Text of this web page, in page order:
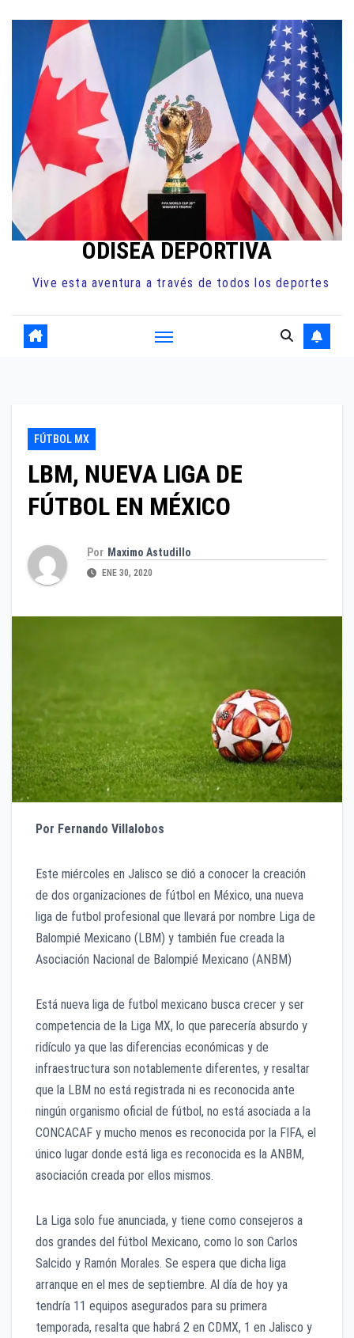
contenido
ODISEA DEPORTIVA
Vive esta aventura a través de todos los deportes
FÚTBOL MX
LBM, NUEVA LIGA DE
FÚTBOL EN MÉXICO
Por Maximo Astudillo
ENE 30, 2020
Por Fernando Villalobos
Este miércoles en Jalisco se dió a conocer la creación
de dos organizaciones de fútbol en México, una nueva
liga de futbol profesional que llevará por nombre Liga de
Balompié Mexicano (LBM) y también fue creada la
Asociación Nacional de Balompié Mexicano (ANBM)
Está nueva liga de futbol mexicano busca crecer y ser
competencia de la Liga MX, lo que parecería absurdo y
ridículo ya que las diferencias económicas y de
infraestructura son notablemente diferentes, y resaltar
que la LBM no está registrada ni es reconocida ante
ningún organismo oficial de fútbol, no está asociada a la
CONCACAF y mucho menos es reconocida por la FIFA, el
único lugar donde está liga es reconocida es la ANBM,
asociación creada por ellos mismos.
La Liga solo fue anunciada, y tiene como consejeros a
dos grandes del fútbol Mexicano, como lo son Carlos
Salcido y Ramón Morales. Se espera que dicha liga
arranque en el mes de septiembre. Al día de hoy ya
tendría 11 equipos asegurados para su primera
temporada, resalta que habrá 2 en CDMX, 1 en Jalisco y